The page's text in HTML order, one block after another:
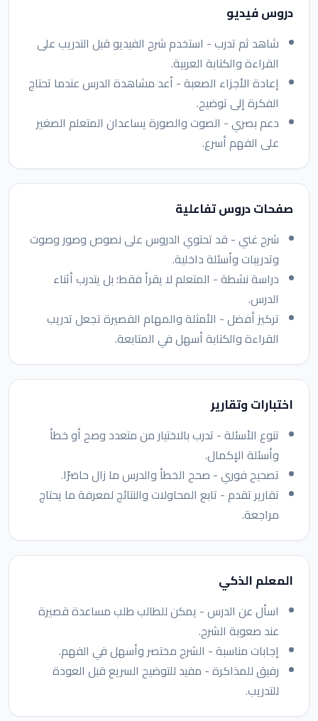
دروس فيديو
شاهد ثم تدرب - استخدم شرح الفيديو قبل التدريب على
القراءة والكتابة العربية.
إعادة الأجزاء الصعبة - أعد مشاهدة الدرس عندما تحتاج
الفكرة إلى توضيح.
دعم بصري - الصوت والصورة يساعدان المتعلم الصغير
على الفهم أسرع.
صفحات دروس تفاعلية
شرح غني - قد تحتوي الدروس على نصوص وصور وصوت
وتدريبات وأسئلة داخلية.
دراسة نشطة - المتعلم لا يقرأ فقط؛ بل يتدرب أثناء
الدرس.
تركيز أفضل - الأمثلة والمهام القصيرة تجعل تدريب
القراءة والكتابة أسهل في المتابعة.
اختبارات وتقارير
تنوع الأسئلة - تدرب بالاختيار من متعدد وصح أو خطأ
وأسئلة الإكمال.
تصحيح فوري - صحح الخطأ والدرس ما زال حاضرًا.
تقارير تقدم - تابع المحاولات والنتائج لمعرفة ما يحتاج
مراجعة.
المعلم الذكي
اسأل عن الدرس - يمكن للطالب طلب مساعدة قصيرة
عند صعوبة الشرح.
إجابات مناسبة - الشرح مختصر وأسهل في الفهم.
رفيق للمذاكرة - مفيد للتوضيح السريع قبل العودة
للتدريب.